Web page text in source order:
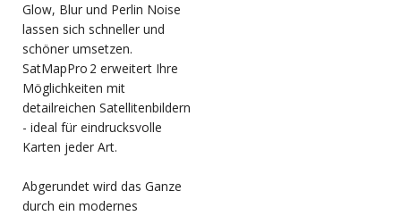
Glow, Blur und Perlin Noise
lassen sich schneller und
schöner umsetzen.
SatMapPro 2 erweitert Ihre
Möglichkeiten mit
detailreichen Satellitenbildern
- ideal für eindrucksvolle
Karten jeder Art.
Abgerundet wird das Ganze
durch ein modernes